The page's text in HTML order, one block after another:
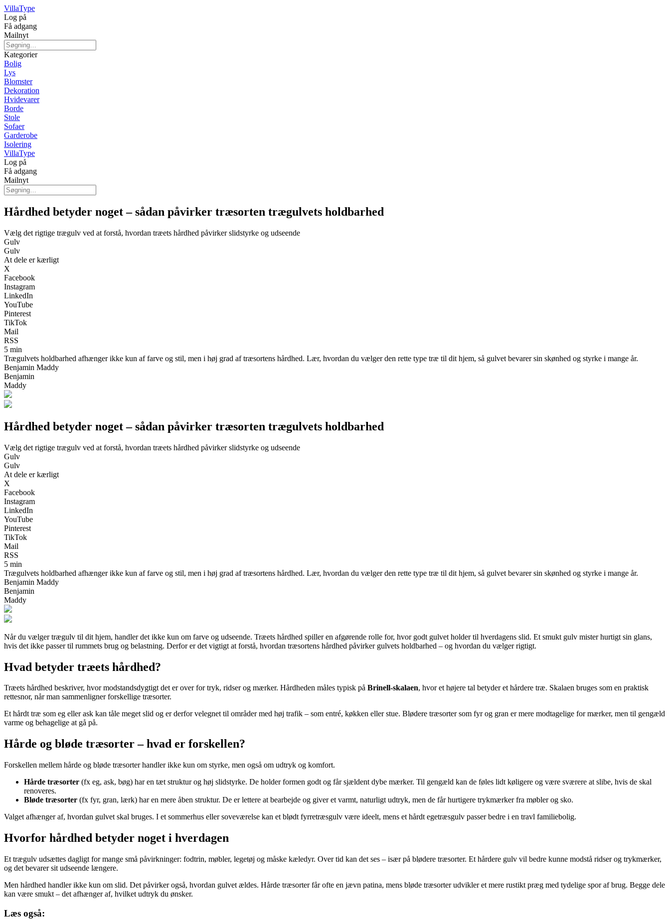
VillaType
Log på
Få adgang
Mailnyt
Kategorier
Bolig
Lys
Blomster
Dekoration
Hvidevarer
Borde
Stole
Sofaer
Garderobe
Isolering
VillaType
Log på
Få adgang
Mailnyt
Hårdhed betyder noget – sådan påvirker træsorten trægulvets holdbarhed
Vælg det rigtige trægulv ved at forstå, hvordan træets hårdhed påvirker slidstyrke og udseende
Gulv
Gulv
At dele er kærligt
X
Facebook
Instagram
LinkedIn
YouTube
Pinterest
TikTok
Mail
RSS
5 min
Trægulvets holdbarhed afhænger ikke kun af farve og stil, men i høj grad af træsortens hårdhed. Lær, hvordan du vælger den rette type træ til dit hjem, så gulvet bevarer sin skønhed og styrke i mange år.
Benjamin Maddy
Benjamin
Maddy
Hårdhed betyder noget – sådan påvirker træsorten trægulvets holdbarhed
Vælg det rigtige trægulv ved at forstå, hvordan træets hårdhed påvirker slidstyrke og udseende
Gulv
Gulv
At dele er kærligt
X
Facebook
Instagram
LinkedIn
YouTube
Pinterest
TikTok
Mail
RSS
5 min
Trægulvets holdbarhed afhænger ikke kun af farve og stil, men i høj grad af træsortens hårdhed. Lær, hvordan du vælger den rette type træ til dit hjem, så gulvet bevarer sin skønhed og styrke i mange år.
Benjamin Maddy
Benjamin
Maddy
Når du vælger trægulv til dit hjem, handler det ikke kun om farve og udseende. Træets hårdhed spiller en afgørende rolle for, hvor godt gulvet holder til hverdagens slid. Et smukt gulv mister hurtigt sin glans,
hvis det ikke passer til rummets brug og belastning. Derfor er det vigtigt at forstå, hvordan træsortens hårdhed påvirker gulvets holdbarhed – og hvordan du vælger rigtigt.
Hvad betyder træets hårdhed?
Træets hårdhed beskriver, hvor modstandsdygtigt det er over for tryk, ridser og mærker. Hårdheden måles typisk på Brinell-skalaen, hvor et højere tal betyder et hårdere træ. Skalaen bruges som en praktisk
rettesnor, når man sammenligner forskellige træsorter.
Et hårdt træ som eg eller ask kan tåle meget slid og er derfor velegnet til områder med høj trafik – som entré, køkken eller stue. Blødere træsorter som fyr og gran er mere modtagelige for mærker, men til gengæld
varme og behagelige at gå på.
Hårde og bløde træsorter – hvad er forskellen?
Forskellen mellem hårde og bløde træsorter handler ikke kun om styrke, men også om udtryk og komfort.
Hårde træsorter (fx eg, ask, bøg) har en tæt struktur og høj slidstyrke. De holder formen godt og får sjældent dybe mærker. Til gengæld kan de føles lidt køligere og være sværere at slibe, hvis de skal
renoveres.
Bløde træsorter (fx fyr, gran, lærk) har en mere åben struktur. De er lettere at bearbejde og giver et varmt, naturligt udtryk, men de får hurtigere trykmærker fra møbler og sko.
Valget afhænger af, hvordan gulvet skal bruges. I et sommerhus eller soveværelse kan et blødt fyrretræsgulv være ideelt, mens et hårdt egetræsgulv passer bedre i en travl familiebolig.
Hvorfor hårdhed betyder noget i hverdagen
Et trægulv udsættes dagligt for mange små påvirkninger: fodtrin, møbler, legetøj og måske kæledyr. Over tid kan det ses – især på blødere træsorter. Et hårdere gulv vil bedre kunne modstå ridser og trykmærker,
og det bevarer sit udseende længere.
Men hårdhed handler ikke kun om slid. Det påvirker også, hvordan gulvet ældes. Hårde træsorter får ofte en jævn patina, mens bløde træsorter udvikler et mere rustikt præg med tydelige spor af brug. Begge dele
kan være smukt – det afhænger af, hvilket udtryk du ønsker.
Læs også: